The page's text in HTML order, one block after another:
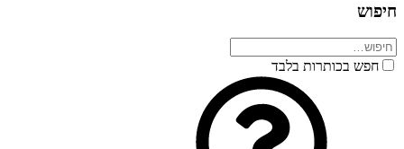
חיפוש
חפש בכותרות בלבד